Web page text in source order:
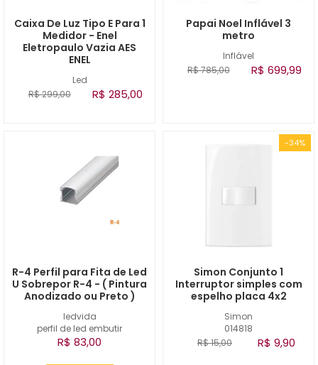
Led
Caixa De Luz Tipo E Para 1
Medidor - Enel
Eletropaulo Vazia AES
ENEL
R$ 299,00 R$ 285,00
Inflável
Papai Noel Inflável 3
metro
R$ 785,00 R$ 699,99
ledvida
perfil de led embutir
R-4 Perfil para Fita de Led
U Sobrepor R-4 - ( Pintura
Anodizado ou Preto )
R$ 83,00
-34%
Simon
014818
Simon Conjunto 1
Interruptor simples com
espelho placa 4x2
R$ 15,00 R$ 9,90